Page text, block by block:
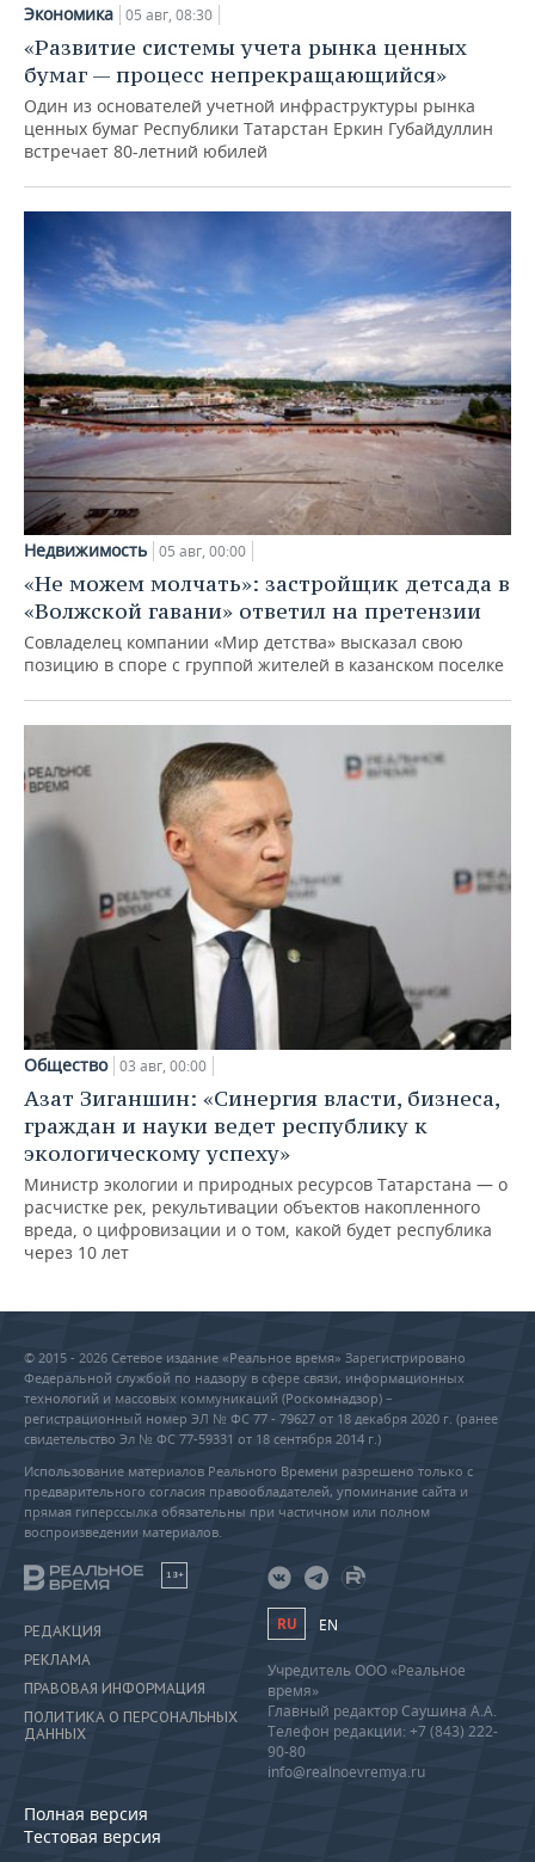
Экономика 05 авг, 08:30
«Развитие системы учета рынка ценных
бумаг — процесс непрекращающийся»
Один из основателей учетной инфраструктуры рынка
ценных бумаг Республики Татарстан Еркин Губайдуллин
встречает 80-летний юбилей
Недвижимость 05 авг, 00:00
«Не можем молчать»: застройщик детсада в
«Волжской гавани» ответил на претензии
Совладелец компании «Мир детства» высказал свою
позицию в споре с группой жителей в казанском поселке
Общество 03 авг, 00:00
Азат Зиганшин: «Синергия власти, бизнеса,
граждан и науки ведет республику к
экологическому успеху»
Министр экологии и природных ресурсов Татарстана — о
расчистке рек, рекультивации объектов накопленного
вреда, о цифровизации и о том, какой будет республика
через 10 лет
© 2015 - 2026 Сетевое издание «Реальное время» Зарегистрировано
Федеральной службой по надзору в сфере связи, информационных
технологий и массовых коммуникаций (Роскомнадзор) –
регистрационный номер ЭЛ № ФС 77 - 79627 от 18 декабря 2020 г. (ранее
свидетельство Эл № ФС 77-59331 от 18 сентября 2014 г.)
Использование материалов Реального Времени разрешено только с
предварительного согласия правообладателей, упоминание сайта и
прямая гиперссылка обязательны при частичном или полном
воспроизведении материалов.
18+
РЕДАКЦИЯ
РЕКЛАМА
ПРАВОВАЯ ИНФОРМАЦИЯ
ПОЛИТИКА О ПЕРСОНАЛЬНЫХ
ДАННЫХ
Полная версия
Тестовая версия
RU EN
Учредитель ООО «Реальное
время»
Главный редактор Саушина А.А.
Телефон редакции: +7 (843) 222-
90-80
info@realnoevremya.ru